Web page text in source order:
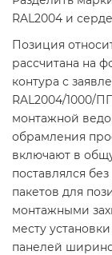
RAL2004 и
Позиция
рассчитана на
контура с
RAL2004/1000/
монтажной
обрамления
включают в
поставлялся
пакетов для
монтажными
месту
панелей